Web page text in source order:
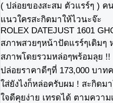
( ปล่อยของสะสม ตัวแรร์ๆ ) ค
แนวใครสะกิดมาให้ไวนะจ๊ะ
ROLEX DATEJUST 1601
สภาพสวยๆหน้าปัดแรร์ๆเดิมๆ
สภาพโดยรวมหล่อๆพร้อมลุย !!
ปล่อยราคาดีๆที่ 173,000 บาท
ใส่ยังไงก็หล่อครับผม ! สะกิดม
ใจดีคุยง่าย เทรดได้ ตามความ